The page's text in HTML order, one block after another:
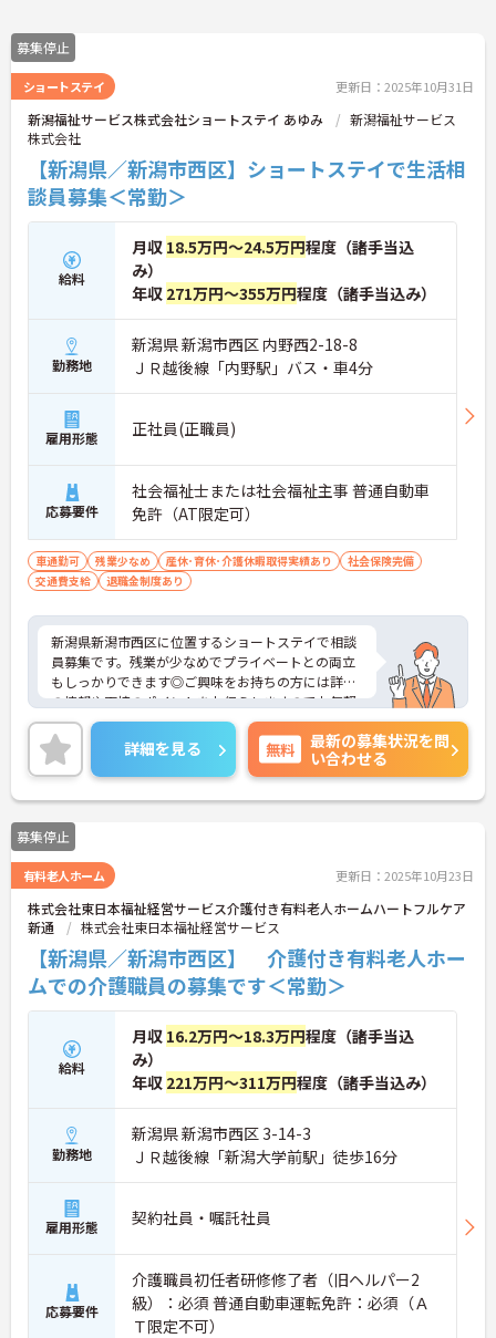
募集停止
ショートステイ 更新日：2025年10月31日
新潟福祉サービス株式会社ショートステイ あゆみ
新潟福祉サービス
株式会社
【新潟県／新潟市西区】ショートステイで生活相
談員募集＜常勤＞
給料
月収 18.5万円～24.5万円程度（諸手当込
み）
年収 271万円～355万円程度（諸手当込み）
勤務地
新潟県 新潟市西区 内野西2-18-8
ＪＲ越後線「内野駅」バス・車4分
雇用形態 正社員(正職員)
応募要件
社会福祉士または社会福祉主事 普通自動車
免許（AT限定可）
車通勤可 残業少なめ 産休･育休･介護休暇取得実績あり
社会保険完備
交通費支給
退職金制度あり
新潟県新潟市西区に位置するショートステイで相談
員募集です。残業が少なめでプライベートとの両立
もしっかりできます◎ご興味をお持ちの方には詳細
の情報や面接のポイントをお伝えしますのでお気軽
にお問い合わせくださいませ。
詳細を見る 無料
最新の募集状況を問
い合わせる
募集停止
有料老人ホーム 更新日：2025年10月23日
株式会社東日本福祉経営サービス介護付き有料老人ホームハートフルケア
新通
株式会社東日本福祉経営サービス
【新潟県／新潟市西区】 介護付き有料老人ホー
ムでの介護職員の募集です＜常勤＞
給料
月収 16.2万円～18.3万円程度（諸手当込
み）
年収 221万円～311万円程度（諸手当込み）
勤務地
新潟県 新潟市西区 3-14-3
ＪＲ越後線「新潟大学前駅」徒歩16分
雇用形態 契約社員・嘱託社員
応募要件
介護職員初任者研修修了者（旧ヘルパー2
級）：必須 普通自動車運転免許：必須（Ａ
Ｔ限定不可）